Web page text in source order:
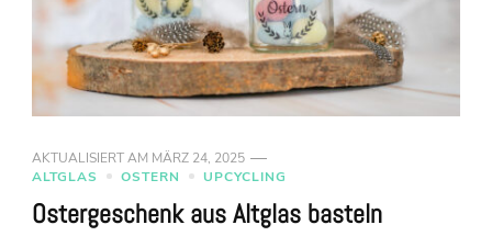
AKTUALISIERT AM MÄRZ 24, 2025
ALTGLAS
OSTERN UPCYCLING
Ostergeschenk aus Altglas basteln